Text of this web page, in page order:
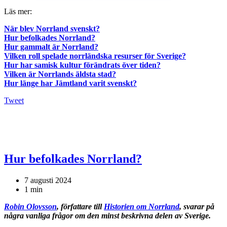
Läs mer:
När blev Norrland svenskt?
Hur befolkades Norrland?
Hur gammalt är Norrland?
Vilken roll spelade norrländska resurser för Sverige?
Hur har samisk kultur förändrats över tiden?
Vilken är Norrlands äldsta stad?
Hur länge har Jämtland varit svenskt?
Tweet
Hur befolkades Norrland?
7 augusti 2024
1 min
Robin Olovsson, författare till Historien om Norrland, svarar på
några vanliga frågor om den minst beskrivna delen av Sverige.